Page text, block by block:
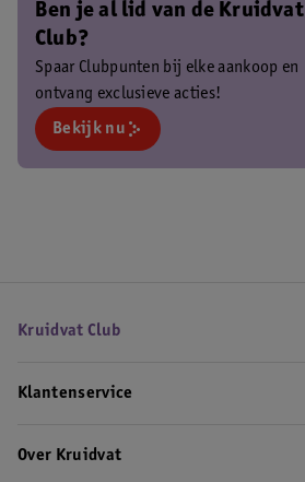
Ben je al lid van de Kruidvat
Club?
Spaar Clubpunten bij elke aankoop en
ontvang exclusieve acties!
Bekijk nu
Kruidvat Club
Klantenservice
Over Kruidvat